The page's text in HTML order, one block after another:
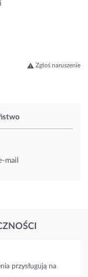
mail
Zgłoś naruszenie